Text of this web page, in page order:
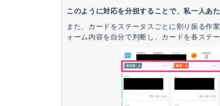
このように対応を分担することで、私一人あ
また、カードをステータスごとに割り振る作
ォーム内容を自分で判断し、カードを各ステ